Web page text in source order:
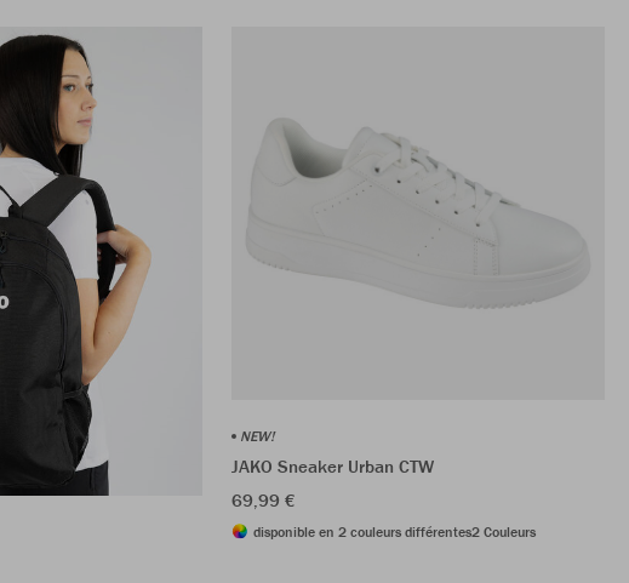
NEW!
JAKO Sneaker Urban CTW
69,99 €
disponible en 2 couleurs différentes2 Couleurs